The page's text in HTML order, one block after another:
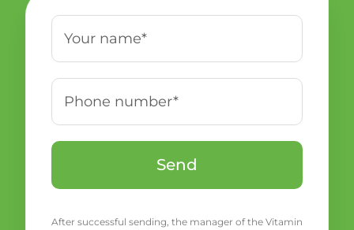
After successful sending, the manager of the Vitamin